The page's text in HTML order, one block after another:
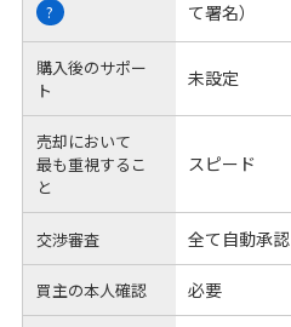
?
て署名）
購入後のサポー
ト
未設定
売却において
最も重視するこ
と
スピード
交渉審査 全て自動承認
買主の本人確認 必要